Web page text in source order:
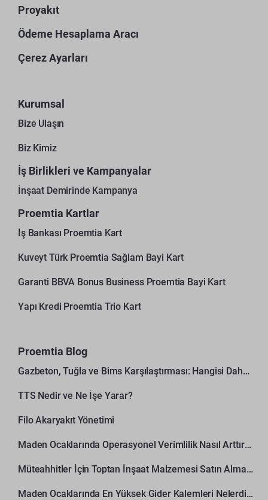
Proyakıt
Ödeme Hesaplama Aracı
Çerez Ayarları
Kurumsal
Bize Ulaşın
Biz Kimiz
İş Birlikleri ve Kampanyalar
İnşaat Demirinde Kampanya
Proemtia Kartlar
İş Bankası Proemtia Kart
Kuveyt Türk Proemtia Sağlam Bayi Kart
Garanti BBVA Bonus Business Proemtia Bayi Kart
Yapı Kredi Proemtia Trio Kart
Proemtia Blog
Gazbeton, Tuğla ve Bims Karşılaştırması: Hangisi Daha Avantajlı?
TTS Nedir ve Ne İşe Yarar?
Filo Akaryakıt Yönetimi
Maden Ocaklarında Operasyonel Verimlilik Nasıl Arttırılır?
Müteahhitler İçin Toptan İnşaat Malzemesi Satın Alma Rehberi
Maden Ocaklarında En Yüksek Gider Kalemleri Nelerdir?